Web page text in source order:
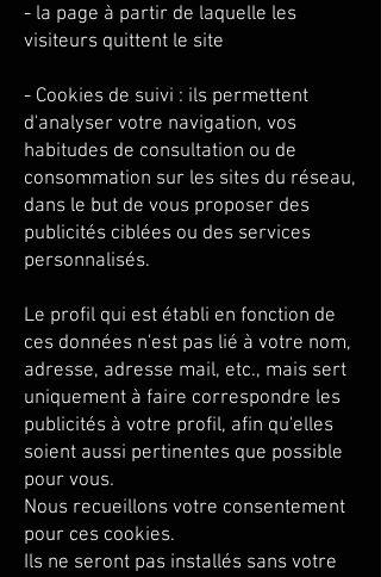
- la page à partir de laquelle les
visiteurs quittent le site
- Cookies de suivi : ils permettent
d'analyser votre navigation, vos
habitudes de consultation ou de
consommation sur les sites du réseau,
dans le but de vous proposer des
publicités ciblées ou des services
personnalisés.
Le profil qui est établi en fonction de
ces données n'est pas lié à votre nom,
adresse, adresse mail, etc., mais sert
uniquement à faire correspondre les
publicités à votre profil, afin qu'elles
soient aussi pertinentes que possible
pour vous.
Nous recueillons votre consentement
pour ces cookies.
Ils ne seront pas installés sans votre